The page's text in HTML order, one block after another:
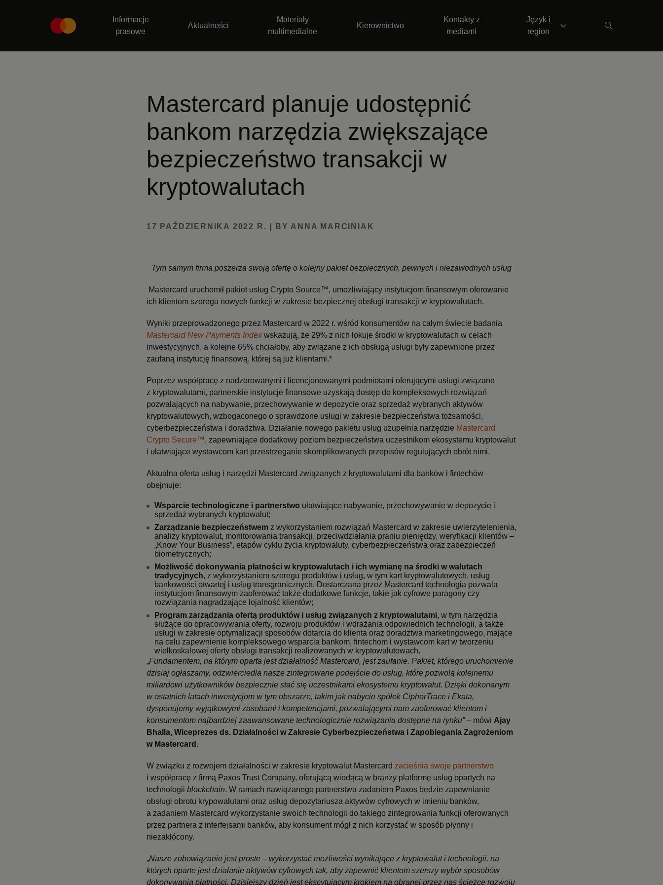
Informacje
prasowe
Aktualności
Materiały
multimedialne
Kierownictwo
Kontakty z
mediami
Język i
region
Mastercard planuje udostępnić
bankom narzędzia zwiększające
bezpieczeństwo transakcji w
kryptowalutach
17 PAŹDZIERNIKA 2022 R. | BY ANNA MARCINIAK
Tym samym firma poszerza swoją ofertę o kolejny pakiet bezpiecznych, pewnych i niezawodnych usług
Mastercard uruchomił pakiet usług Crypto Source™, umożliwiający instytucjom finansowym oferowanie
ich klientom szeregu nowych funkcji w zakresie bezpiecznej obsługi transakcji w kryptowalutach.
Wyniki przeprowadzonego przez Mastercard w 2022 r. wśród konsumentów na całym świecie badania
Mastercard New Payments Index wskazują, że 29% z nich lokuje środki w kryptowalutach w celach
inwestycyjnych, a kolejne 65% chciałoby, aby związane z ich obsługą usługi były zapewnione przez
zaufaną instytucję finansową, której są już klientami.*
Poprzez współpracę z nadzorowanymi i licencjonowanymi podmiotami oferującymi usługi związane
z kryptowalutami, partnerskie instytucje finansowe uzyskają dostęp do kompleksowych rozwiązań
pozwalających na nabywanie, przechowywanie w depozycie oraz sprzedaż wybranych aktywów
kryptowalutowych, wzbogaconego o sprawdzone usługi w zakresie bezpieczeństwa tożsamości,
cyberbezpieczeństwa i doradztwa. Działanie nowego pakietu usług uzupełnia narzędzie Mastercard
Crypto Secure™, zapewniające dodatkowy poziom bezpieczeństwa uczestnikom ekosystemu kryptowalut
i ułatwiające wystawcom kart przestrzeganie skomplikowanych przepisów regulujących obrót nimi.
Aktualna oferta usług i narzędzi Mastercard związanych z kryptowalutami dla banków i fintechów
obejmuje:
Wsparcie technologiczne i partnerstwo ułatwiające nabywanie, przechowywanie w depozycie i
sprzedaż wybranych kryptowalut;
Zarządzanie bezpieczeństwem z wykorzystaniem rozwiązań Mastercard w zakresie uwierzytelenienia,
analizy kryptowalut, monitorowania transakcji, przeciwdziałania praniu pieniędzy, weryfikacji klientów –
„Know Your Business”, etapów cyklu życia kryptowaluty, cyberbezpieczeństwa oraz zabezpieczeń
biometrycznych;
Możliwość dokonywania płatności w kryptowalutach i ich wymianę na środki w walutach
tradycyjnych, z wykorzystaniem szeregu produktów i usług, w tym kart kryptowalutowych, usług
bankowości otwartej i usług transgranicznych. Dostarczana przez Mastercard technologia pozwala
instytucjom finansowym zaoferować także dodatkowe funkcje, takie jak cyfrowe paragony czy
rozwiązania nagradzające lojalność klientów;
Program zarządzania ofertą produktów i usług związanych z kryptowalutami, w tym narzędzia
służące do opracowywania oferty, rozwoju produktów i wdrażania odpowiednich technologii, a także
usługi w zakresie optymalizacji sposobów dotarcia do klienta oraz doradztwa marketingowego, mające
na celu zapewnienie kompleksowego wsparcia bankom, fintechom i wystawcom kart w tworzeniu
wielkoskalowej oferty obsługi transakcji realizowanych w kryptowalutowach.
„Fundamentem, na którym oparta jest działalność Mastercard, jest zaufanie. Pakiet, którego uruchomienie
dzisiaj ogłaszamy, odzwierciedla nasze zintegrowane podejście do usług, które pozwolą kolejnemu
miliardowi użytkowników bezpiecznie stać się uczestnikami ekosystemu kryptowalut. Dzięki dokonanym
w ostatnich latach inwestycjom w tym obszarze, takim jak nabycie spółek CipherTrace i Ekata,
dysponujemy wyjątkowymi zasobami i kompetencjami, pozwalającymi nam zaoferować klientom i
konsumentom najbardziej zaawansowane technologicznie rozwiązania dostępne na rynku” – mówi Ajay
Bhalla, Wiceprezes ds. Działalności w Zakresie Cyberbezpieczeństwa i Zapobiegania Zagrożeniom
w Mastercard.
W związku z rozwojem działalności w zakresie kryptowalut Mastercard zacieśnia swoje partnerstwo
i współpracę z firmą Paxos Trust Company, oferującą wiodącą w branży platformę usług opartych na
technologii blockchain. W ramach nawiązanego partnerstwa zadaniem Paxos będzie zapewnianie
obsługi obrotu krypowalutami oraz usług depozytariusza aktywów cyfrowych w imieniu banków,
a zadaniem Mastercard wykorzystanie swoich technologii do takiego zintegrowania funkcji oferowanych
przez partnera z interfejsami banków, aby konsument mógł z nich korzystać w sposób płynny i
niezakłócony.
„Nasze zobowiązanie jest proste – wykorzystać możliwości wynikające z kryptowalut i technologii, na
których oparte jest działanie aktywów cyfrowych tak, aby zapewnić klientom szerszy wybór sposobów
dokonywania płatności. Dzisiejszy dzień jest ekscytującym krokiem na obranej przez nas ścieżce rozwoju